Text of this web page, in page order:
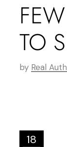
TO
by Real
18